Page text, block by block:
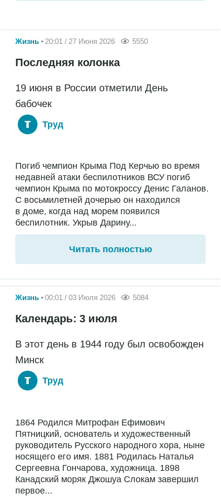
Жизнь 20:01 / 27 Июня 2026 5550
Последняя колонка
19 июня в России отметили День
бабочек
Труд
Погиб чемпион Крыма Под Керчью во время
недавней атаки беспилотников ВСУ погиб
чемпион Крыма по мотокроссу Денис Галанов.
С восьмилетней дочерью он находился
в доме, когда над морем появился
беспилотник. Укрыв Дарину...
Читать полностью
Жизнь 00:01 / 03 Июля 2026 5084
Календарь: 3 июля
В этот день в 1944 году был освобожден
Минск
Труд
1864 Родился Митрофан Ефимович
Пятницкий, основатель и художественный
руководитель Русского народного хора, ныне
носящего его имя. 1881 Родилась Наталья
Сергеевна Гончарова, художница. 1898
Канадский моряк Джошуа Слокам завершил
первое...